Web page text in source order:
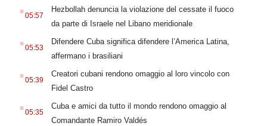
05:57
Hezbollah denuncia la violazione del cessate il fuoco
da parte di Israele nel Libano meridionale
. 05:53
Difendere Cuba significa difendere l’America Latina,
affermano i brasiliani
. 05:39
Creatori cubani rendono omaggio al loro vincolo con
Fidel Castro
. 05:35
Cuba e amici da tutto il mondo rendono omaggio al
Comandante Ramiro Valdés